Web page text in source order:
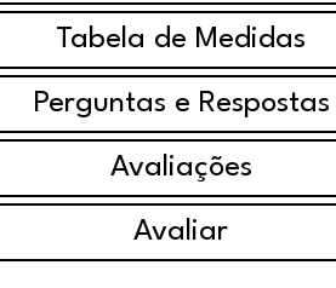
Tabela de Medidas
Perguntas e Respostas
Avaliações
Avaliar